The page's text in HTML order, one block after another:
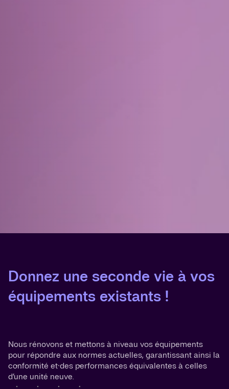
Donnez une seconde vie à vos
équipements existants !
Nous rénovons et mettons à niveau vos équipements
pour répondre aux normes actuelles, garantissant ainsi la
conformité et des performances équivalentes à celles
d’une unité neuve.